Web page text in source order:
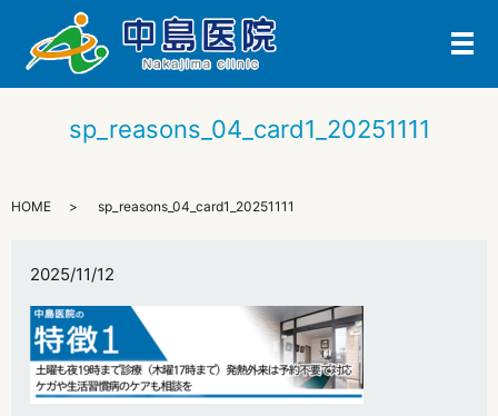
メ
sp_reasons_04_card1_20251111
HOME sp_reasons_04_card1_20251111
2025/11/12